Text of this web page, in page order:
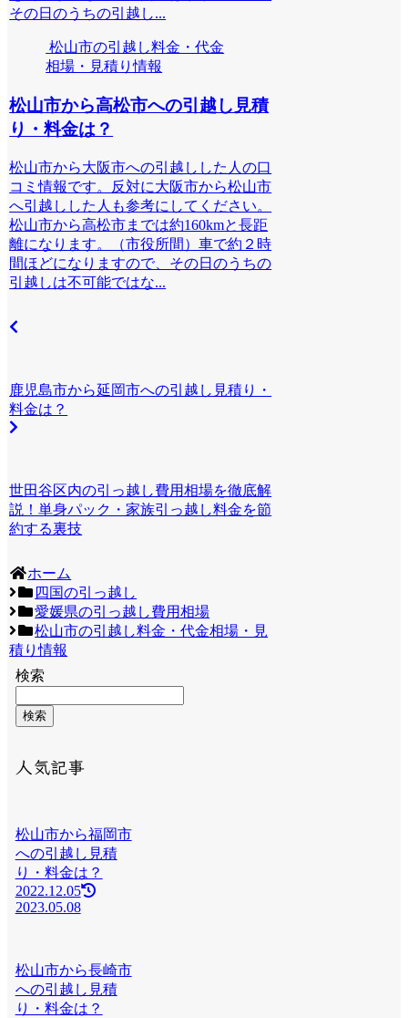
その日のうちの引越し...
松山市の引越し料金・代金
相場・見積り情報
松山市から高松市への引越し見積
り・料金は？
松山市から大阪市への引越しした人の口
コミ情報です。反対に大阪市から松山市
へ引越しした人も参考にしてください。
松山市から高松市までは約160kmと長距
離になります。（市役所間）車で約２時
間ほどになりますので、その日のうちの
引越しは不可能ではな...
鹿児島市から延岡市への引越し見積り・
料金は？
世田谷区内の引っ越し費用相場を徹底解
説！単身パック・家族引っ越し料金を節
約する裏技
ホーム
四国の引っ越し
愛媛県の引っ越し費用相場
松山市の引越し料金・代金相場・見
積り情報
検索
検索
人気記事
松山市から福岡市
への引越し見積
り・料金は？
2022.12.05
2023.05.08
松山市から長崎市
への引越し見積
り・料金は？